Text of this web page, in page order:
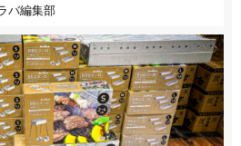
バ編集部